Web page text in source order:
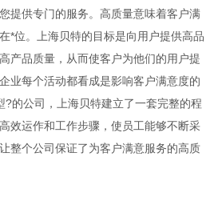
提供专门的服务。高质量意味着客户满
*位。上海贝特的目标是向用户提供高品
产品质量，从而使客户为他们的用户提
业每个活动都看成是影响客户满意度的
?的公司，上海贝特建立了一套完整的程
效运作和工作步骤，使员工能够不断采
整个公司保证了为客户满意服务的高质